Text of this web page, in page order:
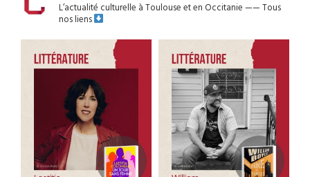
L’actualité culturelle à Toulouse et en Occitanie——Tous
nos liens